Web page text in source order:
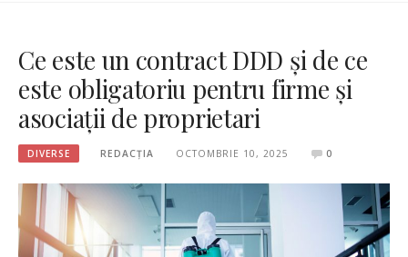
Ce este un contract DDD și de ce
este obligatoriu pentru firme și
asociații de proprietari
DIVERSE REDACȚIA OCTOMBRIE 10, 2025 0